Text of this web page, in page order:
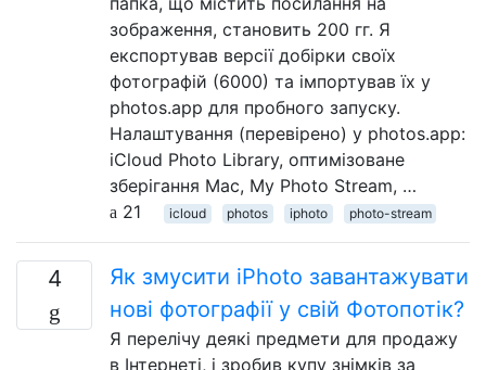
зображення, становить 200 гг. Я
експортував версії добірки своїх
фотографій (6000) та імпортував їх у
photos.app для пробного запуску.
Налаштування (перевірено) у photos.app:
iCloud Photo Library, оптимізоване
зберігання Mac, My Photo Stream, …
21
icloud photos iphoto photo-stream
4
Як змусити iPhoto завантажувати
нові фотографії у свій Фотопотік?
Я перелічу деякі предмети для продажу
в Інтернеті, і зробив купу знімків за